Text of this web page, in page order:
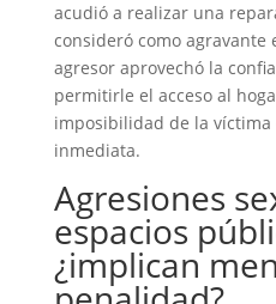
acudió a realizar una
consideró como agravante
agresor aprovechó la
permitirle el acceso al
imposibilidad de la víctima
inmediata.
Agresiones
espacios
¿implican